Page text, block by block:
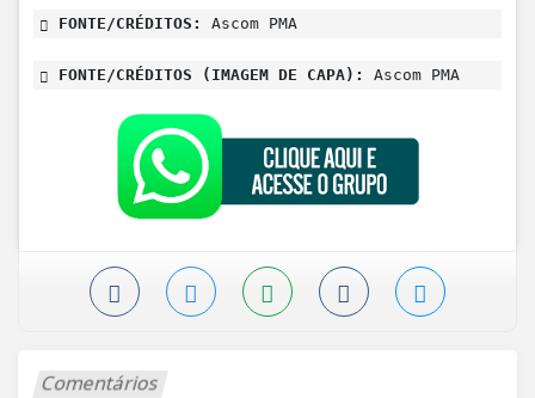
FONTE/CRÉDITOS: Ascom PMA
FONTE/CRÉDITOS (IMAGEM DE CAPA): Ascom PMA
Comentários